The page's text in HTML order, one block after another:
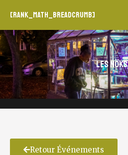
[rank_math_breadcrumb]
Les Nöks
Retour Événements